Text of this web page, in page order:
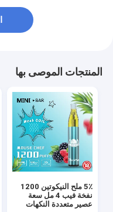
المنتجات الموصى بها
5٪ ملح النيكوتين 1200
نفخة فيب 4 مل سعة
عصير متعددة النكهات